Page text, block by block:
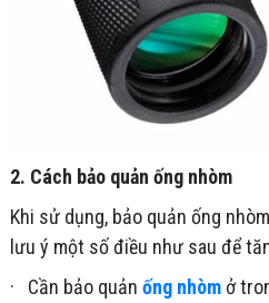
2. Cách bảo quản ống nhòm
Khi sử dụng, bảo quản ống
lưu ý một số điều như sau để
· Cần bảo quản ống nhòmở